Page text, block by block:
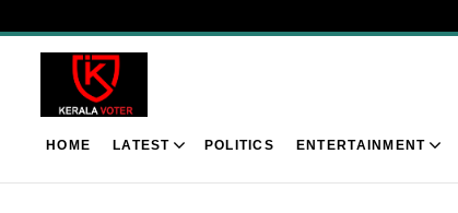
HOME LATEST POLITICS ENTERTAINMENT